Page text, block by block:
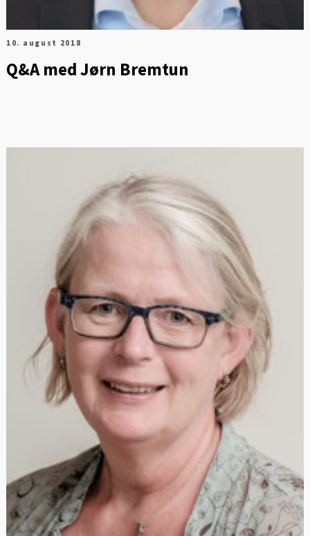
10. august 2018
Q&A med Jørn Bremtun